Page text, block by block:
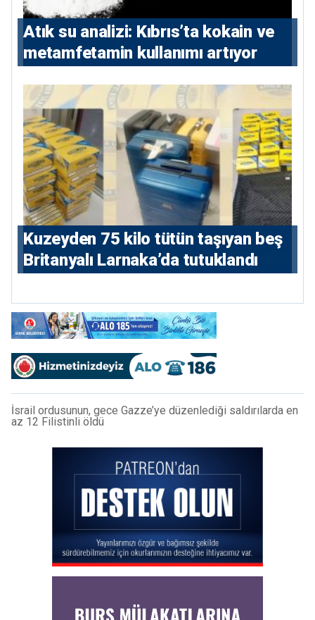
Atık su analizi: Kıbrıs’ta kokain ve
metamfetamin kullanımı artıyor
Kuzeyden 75 kilo tütün taşıyan beş
Britanyalı Larnaka’da tutuklandı
İsrail ordusunun, gece Gazze’ye düzenlediği saldırılarda en
az 12 Filistinli öldü